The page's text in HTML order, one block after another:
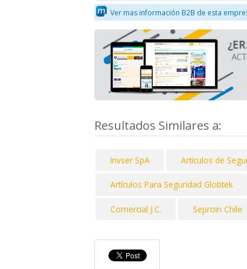
Ver mas información B2B de esta
Resultados Similares a:
Invser SpA Artículos de
Artículos Para Seguridad Globtek
Comercial J.C. Seproin Chile